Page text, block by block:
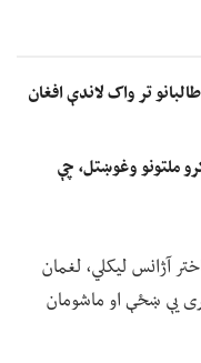
تر واک لاندې افغان
له ملګرو ملتونو وغوښتل، چې
آژانس لیکلي، لغمان
امله ۳۰ تنه چې ډېری یې ښځې او ماشومان